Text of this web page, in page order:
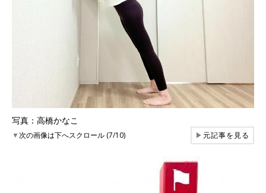
写真：高橋かなこ
▼次の画像は下へスクロール (7/10) ▶元記事を見る